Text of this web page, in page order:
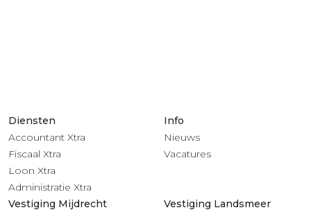
Diensten
Accountant Xtra
Fiscaal Xtra
Loon Xtra
Administratie Xtra
Info
Nieuws
Vacatures
Vestiging Mijdrecht Vestiging Landsmeer